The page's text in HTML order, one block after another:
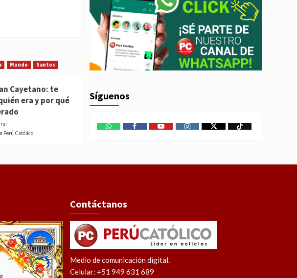
Mundo Santos
Cayetano: te
era y por qué
Perú Católico
Síguenos
WhatsAppFacebookYoutubeInstagram
X TikTok
Contáctanos
Medio de comunicación digital.
Celular: +51 949 631 689